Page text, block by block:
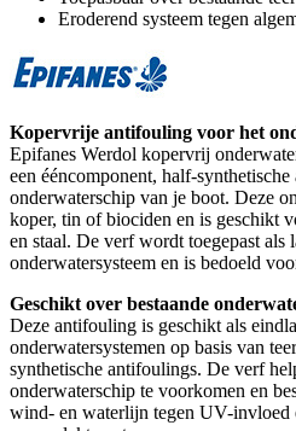
Eroderend systeem tegen
Kopervrije antifouling voor het
Epifanes Werdol kopervrij
een ééncomponent, half-
onderwaterschip van je boot. Deze
koper, tin of biociden en is geschikt
en staal. De verf wordt toegepast als
onderwatersysteem en is bedoeld
Geschikt over bestaande
Deze antifouling is geschikt als
onderwatersystemen op basis van
synthetische antifoulings. De verf
onderwaterschip te voorkomen en
wind- en waterlijn tegen UV-invloed